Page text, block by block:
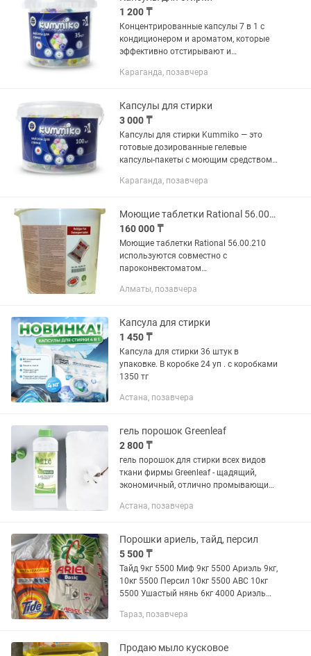
1 200 ₸
Концентрированные капсулы 7 в 1 с
кондиционером и ароматом, которые
эффективно отстирывают и
при стирке и быстро действуют даже
Караганда, позавчера
Капсулы для стирки
3 000 ₸
Капсулы для стирки Kummiko — это
готовые дозированные гелевые
капсулы-пакеты с моющим средством,
и ручной стирки одежды и белья.
Караганда, позавчера
Моющие таблетки Rational 56.00.210 используются совместно
160 000 ₸
Моющие таблетки Rational 56.00.210
используются совместно с
пароконвектоматом
CareControl.
интенсивным активным комплексом...
Алматы, позавчера
Капсула для стирки
1 450 ₸
Капсула для стирки 36 штук в
упаковке. В коробке 24 уп . с коробками
1350 тг
Астана, позавчера
гель порошок Greenleaf
2 800 ₸
гель порошок для стирки всех видов
ткани фирмы Greenleaf - щадящий,
экономичный, отлично промывающий
чем у других
Астана, позавчера
Порошки ариель, тайд, персил
5 500 ₸
Тайд 9кг 5500 Миф 9кг 5500 Ариэль 9кг,
10кг 5500 Персил 10кг 5500 АВС 10кг
5500 Ушастый нянь 6кг 4000 Ариэль
Тараз, позавчера
Продаю мыло кусковое